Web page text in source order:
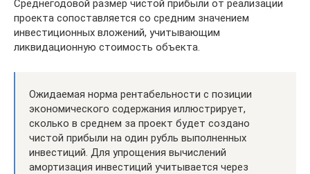
Среднегодовой размер чистой прибыли от реализации
проекта сопоставляется со средним значением
инвестиционных вложений, учитывающим
ликвидационную стоимость объекта.
Ожидаемая норма рентабельности с позиции
экономического содержания иллюстрирует,
сколько в среднем за проект будет создано
чистой прибыли на один рубль выполненных
инвестиций. Для упрощения вычислений
амортизация инвестиций учитывается через